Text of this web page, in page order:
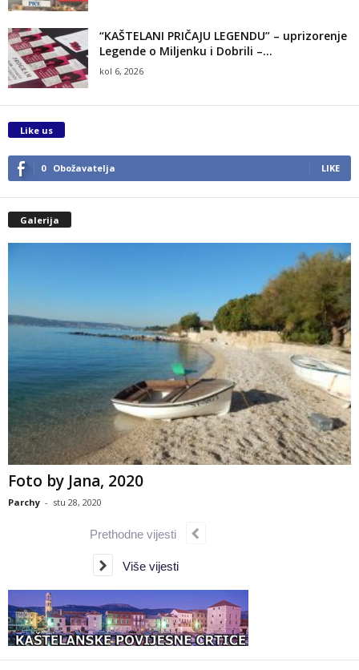
“KAŠTELANI PRIČAJU LEGENDU” – uprizorenje
Legende o Miljenku i Dobrili –...
kol 6, 2026
Like us
0 Obožavatelja LIKE
Galerija
Foto by Jana, 2020
Parchy - stu 28, 2020
Prethodne vijesti
Više vijesti